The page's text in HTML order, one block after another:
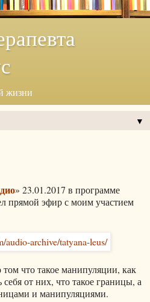
жизни
▼
» 23.01.2017 в программе
прямой эфир с моим участием
что такое манипуляции, как
себя от них, что такое границы, а
и манипуляциями.